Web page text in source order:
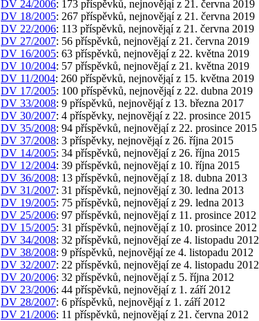
DV 24/2006: 173 příspěvků, nejnovějąí z 21. června 2019
DV 18/2005: 267 příspěvků, nejnovějąí z 21. června 2019
DV 22/2006: 113 příspěvků, nejnovějąí z 21. června 2019
DV 27/2007: 56 příspěvků, nejnovějąí z 21. června 2019
DV 16/2005: 63 příspěvků, nejnovějąí z 22. května 2019
DV 10/2004: 57 příspěvků, nejnovějąí z 21. května 2019
DV 11/2004: 260 příspěvků, nejnovějąí z 15. května 2019
DV 17/2005: 100 příspěvků, nejnovějąí z 22. dubna 2019
DV 33/2008: 9 příspěvků, nejnovějąí z 13. března 2017
DV 30/2007: 4 příspěvky, nejnovějąí z 22. prosince 2015
DV 35/2008: 94 příspěvků, nejnovějąí z 22. prosince 2015
DV 37/2008: 3 příspěvky, nejnovějąí z 26. října 2015
DV 14/2005: 34 příspěvků, nejnovějąí z 26. října 2015
DV 12/2004: 39 příspěvků, nejnovějąí z 10. října 2015
DV 36/2008: 13 příspěvků, nejnovějąí z 18. dubna 2013
DV 31/2007: 31 příspěvků, nejnovějąí z 30. ledna 2013
DV 19/2005: 75 příspěvků, nejnovějąí z 29. ledna 2013
DV 25/2006: 97 příspěvků, nejnovějąí z 11. prosince 2012
DV 15/2005: 31 příspěvků, nejnovějąí z 10. prosince 2012
DV 34/2008: 32 příspěvků, nejnovějąí ze 4. listopadu 2012
DV 38/2008: 9 příspěvků, nejnovějąí ze 4. listopadu 2012
DV 32/2007: 22 příspěvků, nejnovějąí ze 4. listopadu 2012
DV 20/2006: 32 příspěvků, nejnovějąí z 5. října 2012
DV 23/2006: 44 příspěvků, nejnovějąí z 1. září 2012
DV 28/2007: 6 příspěvků, nejnovějąí z 1. září 2012
DV 21/2006: 11 příspěvků, nejnovějąí z 21. června 2012